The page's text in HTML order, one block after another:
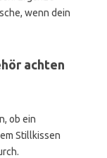
wenn dein
achten
ob ein
Stillkissen